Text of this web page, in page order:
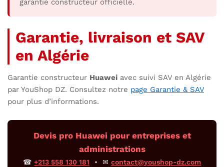
garantie constructeur officielle.
Garantie, livraison et SAV
en Algérie
Garantie constructeur Huawei avec suivi SAV en Algérie
par YouShop DZ. Consultez notre page Garantie & SAV
pour plus d’informations.
Devis pro Huawei pour entreprises et
administrations
☎ +213 558 130 181 • ✉ contact@youshop-dz.com